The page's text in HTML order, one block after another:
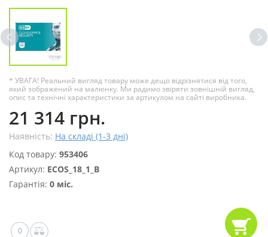
* УВАГА! Реальний вигляд товару може дещо відрізнятися від того,
який зображений на малюнку. Ми радимо звіряти зовнішній вигляд,
опис та технічні характеристики за артикулом на сайті виробника.
21 314 грн.
Наявність: На складі (1-3 дні)
Код товару: 953406
Артикул: ECOS_18_1_B
Гарантія: 0 міс.
0